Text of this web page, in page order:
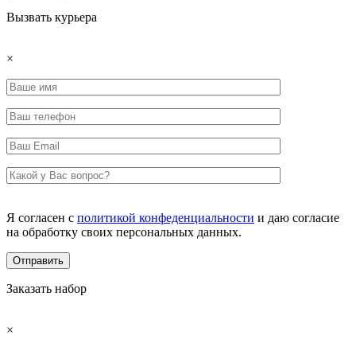
Вызвать курьера
×
Я согласен с политикой конфеденциальности и даю согласие
на обработку своих персональных данных.
Заказать набор
×